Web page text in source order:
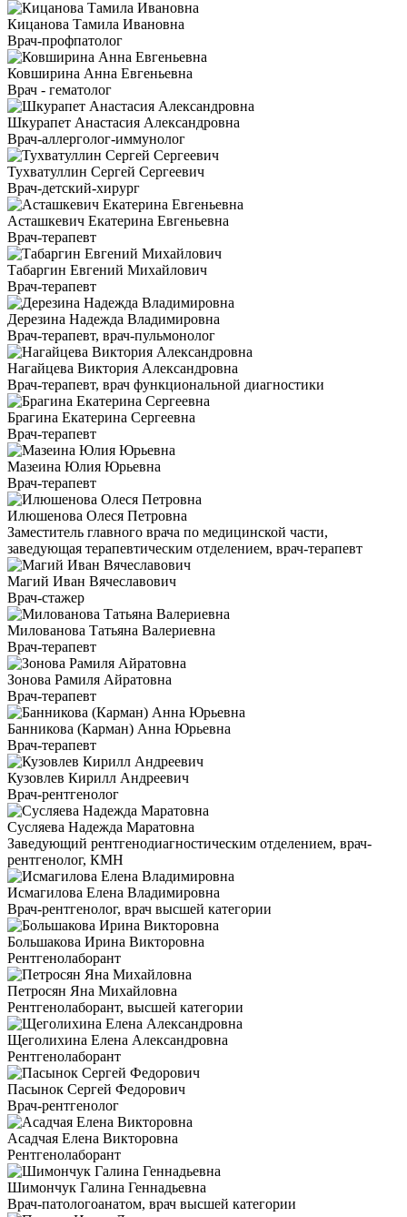
Кицанова Тамила Ивановна
Врач-профпатолог
Ковширина Анна Евгеньевна
Врач - гематолог
Шкурапет Анастасия Александровна
Врач-аллерголог-иммунолог
Тухватуллин Сергей Сергеевич
Врач-детский-хирург
Асташкевич Екатерина Евгеньевна
Врач-терапевт
Табаргин Евгений Михайлович
Врач-терапевт
Дерезина Надежда Владимировна
Врач-терапевт, врач-пульмонолог
Нагайцева Виктория Александровна
Врач-терапевт, врач функциональной диагностики
Брагина Екатерина Сергеевна
Врач-терапевт
Мазеина Юлия Юрьевна
Врач-терапевт
Илюшенова Олеся Петровна
Заместитель главного врача по медицинской части,
заведующая терапевтическим отделением, врач-терапевт
Магий Иван Вячеславович
Врач-стажер
Милованова Татьяна Валериевна
Врач-терапевт
Зонова Рамиля Айратовна
Врач-терапевт
Банникова (Карман) Анна Юрьевна
Врач-терапевт
Кузовлев Кирилл Андреевич
Врач-рентгенолог
Сусляева Надежда Маратовна
Заведующий рентгенодиагностическим отделением, врач-
рентгенолог, КМН
Исмагилова Елена Владимировна
Врач-рентгенолог, врач высшей категории
Большакова Ирина Викторовна
Рентгенолаборант
Петросян Яна Михайловна
Рентгенолаборант, высшей категории
Щеголихина Елена Александровна
Рентгенолаборант
Пасынок Сергей Федорович
Врач-рентгенолог
Асадчая Елена Викторовна
Рентгенолаборант
Шимончук Галина Геннадьевна
Врач-патологоанатом, врач высшей категории